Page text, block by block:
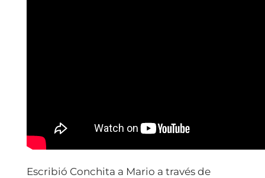
Escribió Conchita a Mario a través de